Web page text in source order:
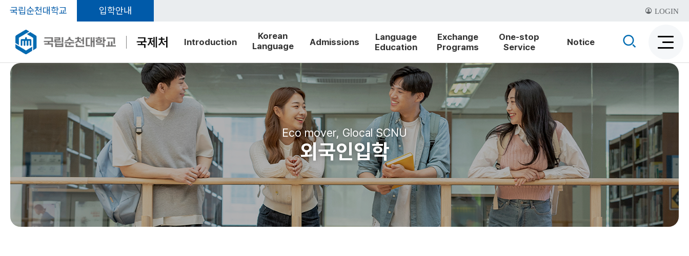
국립순천대학교 입학안내 LOGIN
국제처 Introduction
Korean
Language
Admissions
Language
Education
Exchange
Programs
One-stop
Service
Notice
색
성
화
색
Eco mover, Glocal SCNU
외국인입학